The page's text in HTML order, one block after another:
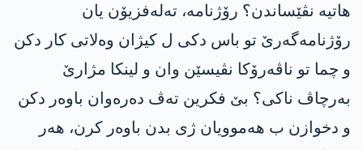
هاتیە نڤێساندن؟ رۆژنامە، تەلەفزیۆن یان
رۆژنامەگەرێ تو باس دکی ل کیژان وەلاتی کار دکن
و چما تو ناڤەرۆکا نڤیسێن وان و لینکا مژارێ
بەرچاڤ ناکی؟ بێ فکرین تەڤ دەرەوان باوەر دکن
و دخوازن ب هەموویان ژی بدن باوەر کرن، هەر